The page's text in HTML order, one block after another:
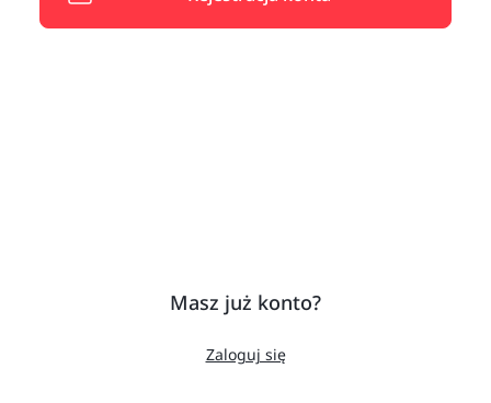
Masz już konto?
Zaloguj się